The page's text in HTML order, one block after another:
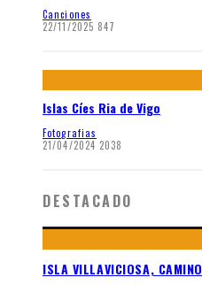
Canciones
22/11/2025 847
Islas Cíes Ria de Vigo
Fotografias
21/04/2024 2038
DESTACADO
ISLA VILLAVICIOSA,